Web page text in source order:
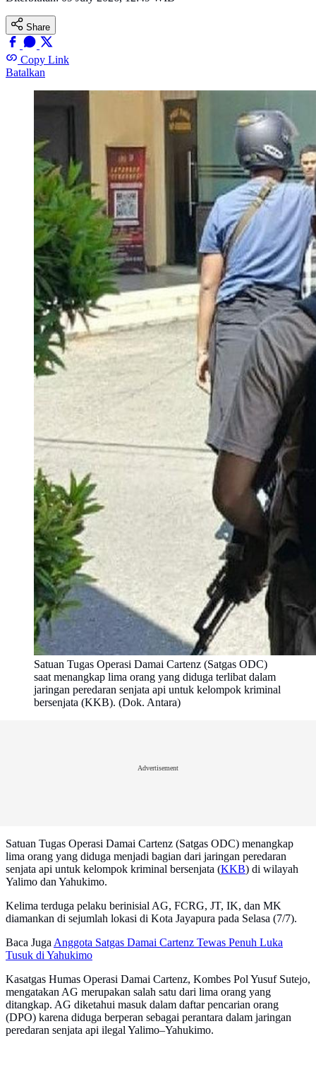
Share
Copy Link
Batalkan
Satuan Tugas Operasi Damai Cartenz (Satgas ODC)
saat menangkap lima orang yang diduga terlibat dalam
jaringan peredaran senjata api untuk kelompok kriminal
bersenjata (KKB). (Dok. Antara)
Advertisement
Satuan Tugas Operasi Damai Cartenz (Satgas ODC) menangkap
lima orang yang diduga menjadi bagian dari jaringan peredaran
senjata api untuk kelompok kriminal bersenjata (KKB) di wilayah
Yalimo dan Yahukimo.
Kelima terduga pelaku berinisial AG, FCRG, JT, IK, dan MK
diamankan di sejumlah lokasi di Kota Jayapura pada Selasa (7/7).
Baca JugaAnggota Satgas Damai Cartenz Tewas Penuh Luka
Tusuk di Yahukimo
Kasatgas Humas Operasi Damai Cartenz, Kombes Pol Yusuf Sutejo,
mengatakan AG merupakan salah satu dari lima orang yang
ditangkap. AG diketahui masuk dalam daftar pencarian orang
(DPO) karena diduga berperan sebagai perantara dalam jaringan
peredaran senjata api ilegal Yalimo–Yahukimo.